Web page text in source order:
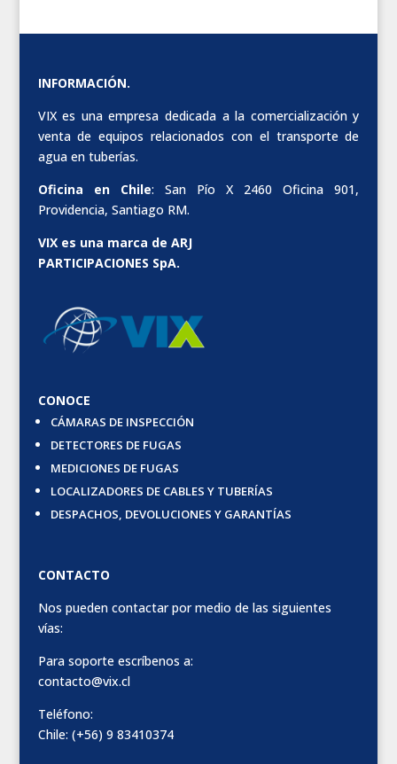
INFORMACIÓN.
VIX es una empresa dedicada a la comercialización y
venta de equipos relacionados con el transporte de
agua en tuberías.
Oficina en Chile: San Pío X 2460 Oficina 901,
Providencia, Santiago RM.
VIX es una marca de ARJ
PARTICIPACIONES SpA.
CONOCE
CÁMARAS DE INSPECCIÓN
DETECTORES DE FUGAS
MEDICIONES DE FUGAS
LOCALIZADORES DE CABLES Y TUBERÍAS
DESPACHOS, DEVOLUCIONES Y GARANTÍAS
CONTACTO
Nos pueden contactar por medio de las siguientes
vías:
Para soporte escríbenos a:
contacto@vix.cl
Teléfono:
Chile: (+56) 9 83410374